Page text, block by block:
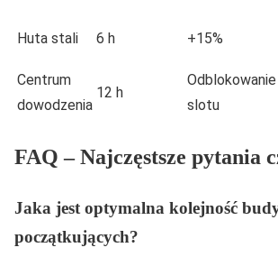
Huta stali 6 h +15%
Centrum
dowodzenia
12 h
Odblokowanie
slotu
FAQ – Najczęstsze pytania
Jaka jest optymalna kolejność
początkujących?